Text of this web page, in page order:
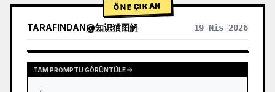
ÖNE ÇIKAN
TARAFINDAN@知识猫图解 19 Nis 2026
TAM PROMPTU GÖRÜNTÜLE